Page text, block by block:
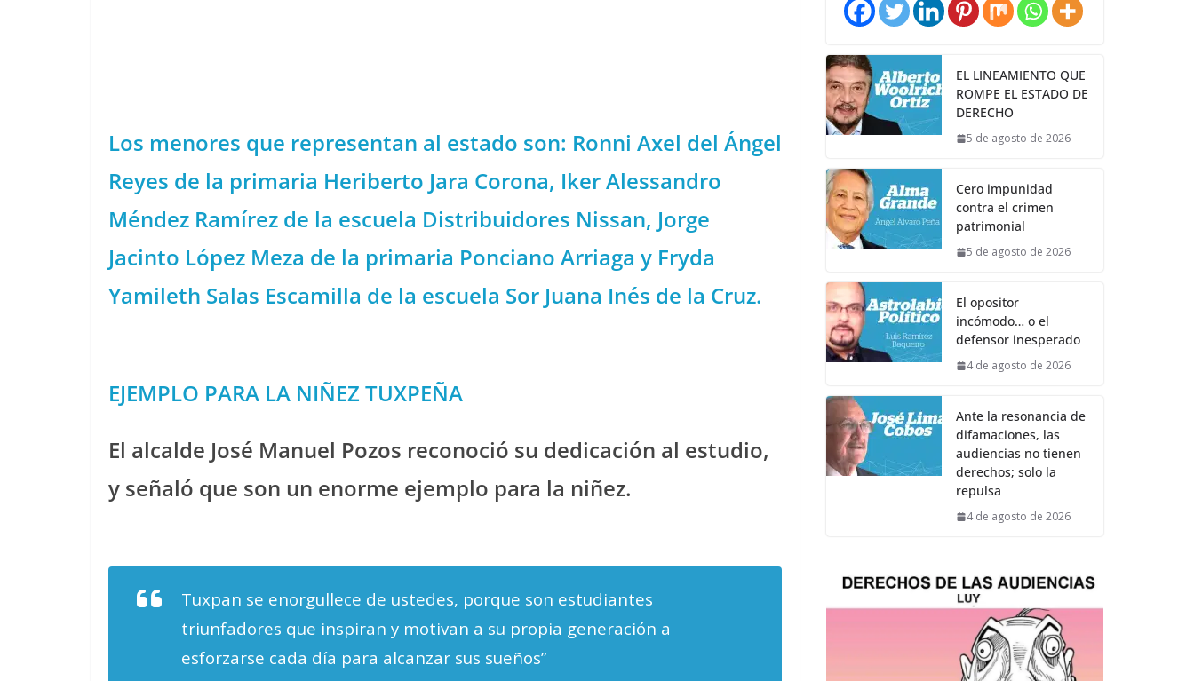
Los menores que representan al estado son: Ronni Axel del Ángel
Reyes de la primaria Heriberto Jara Corona, Iker Alessandro
Méndez Ramírez de la escuela Distribuidores Nissan, Jorge
Jacinto López Meza de la primaria Ponciano Arriaga y Fryda
Yamileth Salas Escamilla de la escuela Sor Juana Inés de la Cruz.
EJEMPLO PARA LA NIÑEZ TUXPEÑA
El alcalde José Manuel Pozos reconoció su dedicación al estudio,
y señaló que son un enorme ejemplo para la niñez.
Tuxpan se enorgullece de ustedes, porque son estudiantes
triunfadores que inspiran y motivan a su propia generación a
esforzarse cada día para alcanzar sus sueños”
EL LINEAMIENTO QUE
ROMPE EL ESTADO DE
DERECHO
5 de agosto de 2026
Cero impunidad
contra el crimen
patrimonial
5 de agosto de 2026
El opositor
incómodo… o el
defensor inesperado
4 de agosto de 2026
Ante la resonancia de
difamaciones, las
audiencias no tienen
derechos; solo la
repulsa
4 de agosto de 2026